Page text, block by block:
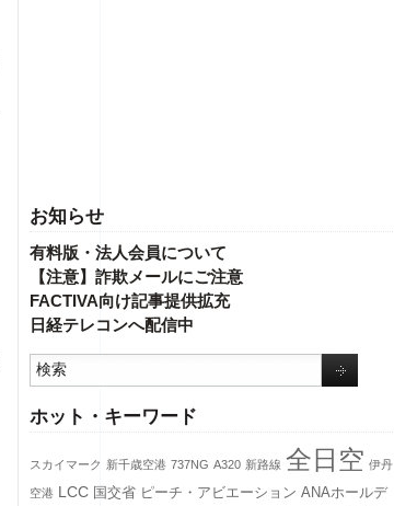
お知らせ
有料版・法人会員について
【注意】詐欺メールにご注意
FACTIVA向け記事提供拡充
日経テレコンへ配信中
ホット・キーワード
スカイマーク 新千歳空港 737NG A320 新路線 全日空 伊丹
空港 LCC 国交省 ピーチ・アビエーション ANAホールデ